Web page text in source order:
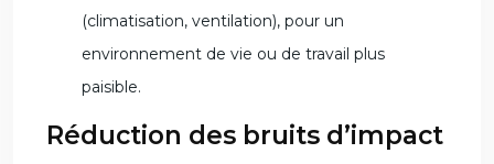
(climatisation, ventilation), pour un
environnement de vie ou de travail plus
paisible.
Réduction des bruits d’impact